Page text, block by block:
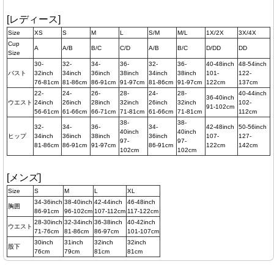
[レディース]
Size XS S M L S/M M/L 1X/2X
3X/4X
Cup
Size
A A/B B/C C/D A/B B/C D/DD DD
バスト
30-
32inch
76-81cm
32-
34inch
81-86cm
34-
36inch
86-91cm
36-
38inch
91-97cm
32-
34inch
81-86cm
36-
38inch
91-97cm
40-48inch
101-
122cm
48-54inch
122-
137cm
ウエスト
22-
24inch
56-61cm
24-
26inch
61-66cm
26-
28inch
66-71cm
28-
32inch
71-81cm
24-
26inch
61-66cm
28-
32inch
71-81cm
36-40inch
91-102cm
40-44inch
102-
112cm
ヒップ
32-
34inch
81-86cm
34-
36inch
86-91cm
36-
38inch
91-97cm
38-
40inch
97-
102cm
34-
36inch
86-91cm
38-
40inch
97-
102cm
42-48inch
107-
122cm
50-56inch
127-
142cm
[メンズ]
Size S M L XL
胸囲
34-36inch
86-91cm
38-40inch
96-102cm
42-44inch
107-112cm
46-48inch
117-122cm
ウエスト
28-30inch
71-76cm
32-34inch
81-86cm
36-38inch
86-97cm
40-42inch
101-107cm
股下
30inch
76cm
31inch
79cm
32inch
81cm
32inch
81cm